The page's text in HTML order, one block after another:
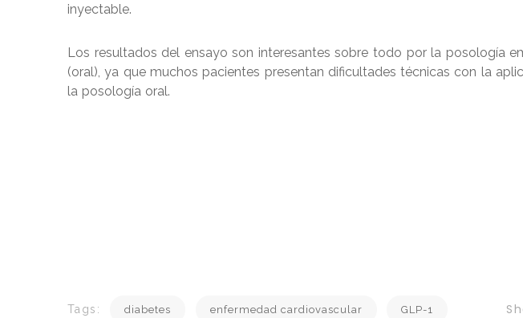
inyectable.
Los resultados del ensayo son interesantes sobre todo por la posología
(oral), ya que muchos pacientes presentan dificultades técnicas con la
la posología oral.
Tags: diabetes enfermedad cardiovascular GLP-1